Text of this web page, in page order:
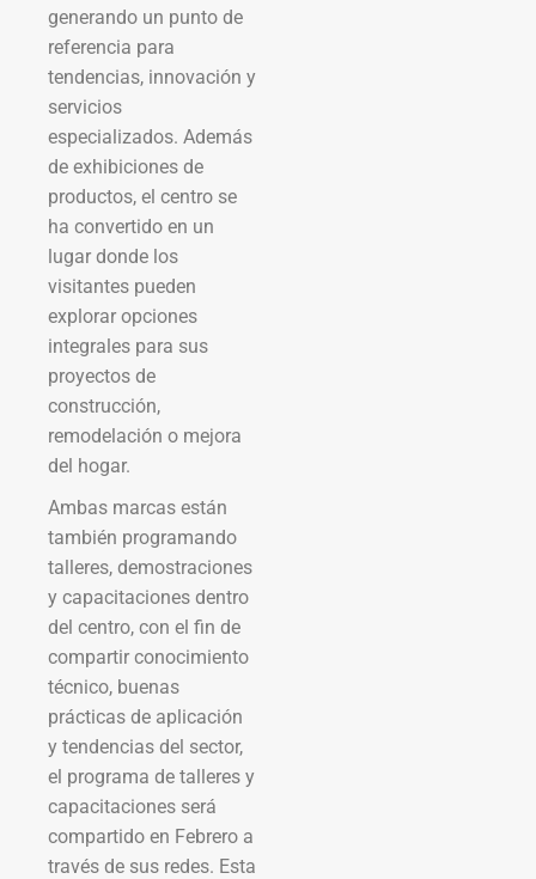
generando un punto de
referencia para
tendencias, innovación y
servicios
especializados. Además
de exhibiciones de
productos, el centro se
ha convertido en un
lugar donde los
visitantes pueden
explorar opciones
integrales para sus
proyectos de
construcción,
remodelación o mejora
del hogar.
Ambas marcas están
también programando
talleres, demostraciones
y capacitaciones dentro
del centro, con el fin de
compartir conocimiento
técnico, buenas
prácticas de aplicación
y tendencias del sector,
el programa de talleres y
capacitaciones será
compartido en Febrero a
través de sus redes. Esta